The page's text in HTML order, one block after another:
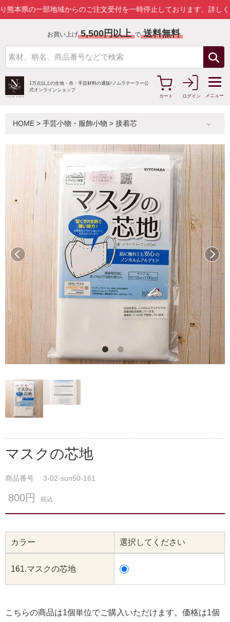
部地域からのご注文受付を一時停止しております。詳しくはこちら
お買い上げ 5,500円以上 で 送料無料
1万点以上の生地・布・手芸材料の通販/ ノムラテーラー公
式オンラインショップ
カート
ログイン メニュー
HOME > 手芸小物・服飾小物 > 接着芯
前へ 次へ
マスクの芯地
商品番号 3-02-sun50-161
800円 税込
カラー 選択してください
161.マスクの芯地
こちらの商品は1個単位でご購入いただけます。価格は1個